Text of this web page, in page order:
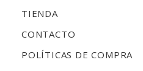
TIENDA
CONTACTO
POLÍTICAS DE COMPRA